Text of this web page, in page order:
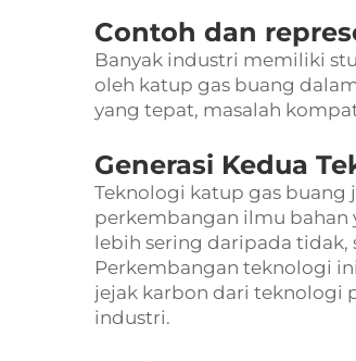
Contoh dan
Banyak industri memiliki
oleh katup gas buang
yang tepat, masalah
Generasi Kedua
Teknologi katup gas buang
perkembangan ilmu bahan
lebih sering daripada tidak,
Perkembangan teknologi
jejak karbon dari teknologi
industri.